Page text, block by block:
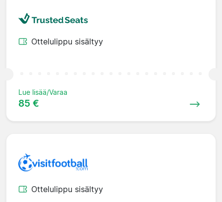
Ottelulippu sisältyy
Lue lisää/Varaa
85 €
Ottelulippu sisältyy